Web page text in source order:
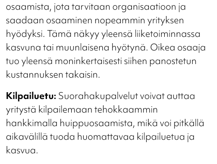
osaamista, jota tarvitaan organisaatioon ja
saadaan osaaminen nopeammin yrityksen
hyödyksi. Tämä näkyy yleensä liiketoiminnassa
kasvuna tai muunlaisena hyötynä. Oikea osaaja
tuo yleensä moninkertaisesti siihen panostetun
kustannuksen takaisin.
Kilpailuetu: Suorahakupalvelut voivat auttaa
yritystä kilpailemaan tehokkaammin
hankkimalla huippuosaamista, mikä voi pitkällä
aikavälillä tuoda huomattavaa kilpailuetua ja
kasvua.